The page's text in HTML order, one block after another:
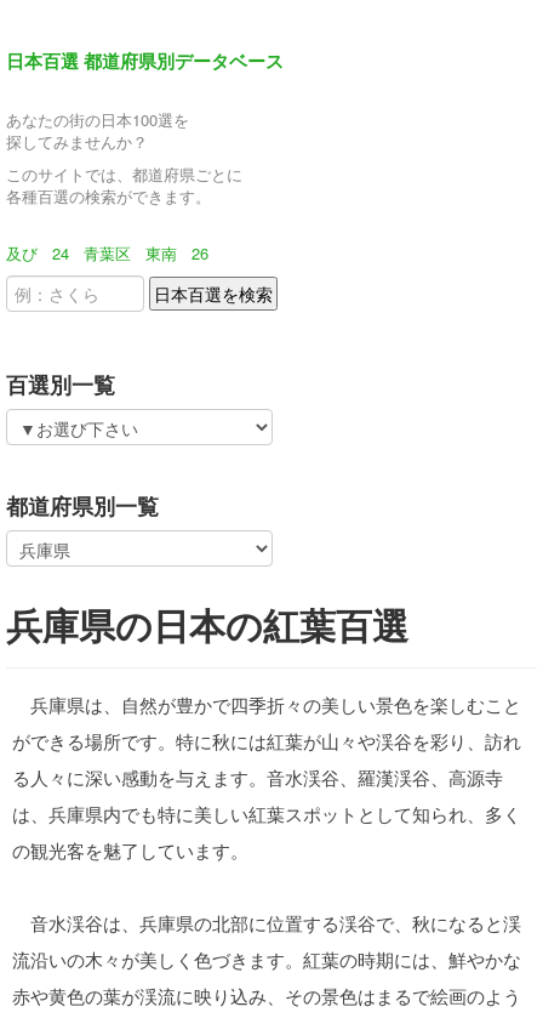
日本百選 都道府県別データベース
あなたの街の日本100選を
探してみませんか？
このサイトでは、都道府県ごとに
各種百選の検索ができます。
及び 24 青葉区 東南 26
百選別一覧
都道府県別一覧
兵庫県の日本の紅葉百選
兵庫県は、自然が豊かで四季折々の美しい景色を楽しむこと
ができる場所です。特に秋には紅葉が山々や渓谷を彩り、訪れ
る人々に深い感動を与えます。音水渓谷、羅漢渓谷、高源寺
は、兵庫県内でも特に美しい紅葉スポットとして知られ、多く
の観光客を魅了しています。
音水渓谷は、兵庫県の北部に位置する渓谷で、秋になると渓
流沿いの木々が美しく色づきます。紅葉の時期には、鮮やかな
赤や黄色の葉が渓流に映り込み、その景色はまるで絵画のよう